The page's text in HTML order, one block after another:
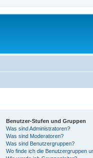
Benutzer-Stufen und Gruppen
Was sind Administratoren?
Was sind Moderatoren?
Was sind Benutzergruppen?
Wo finde ich die Benutzergruppen